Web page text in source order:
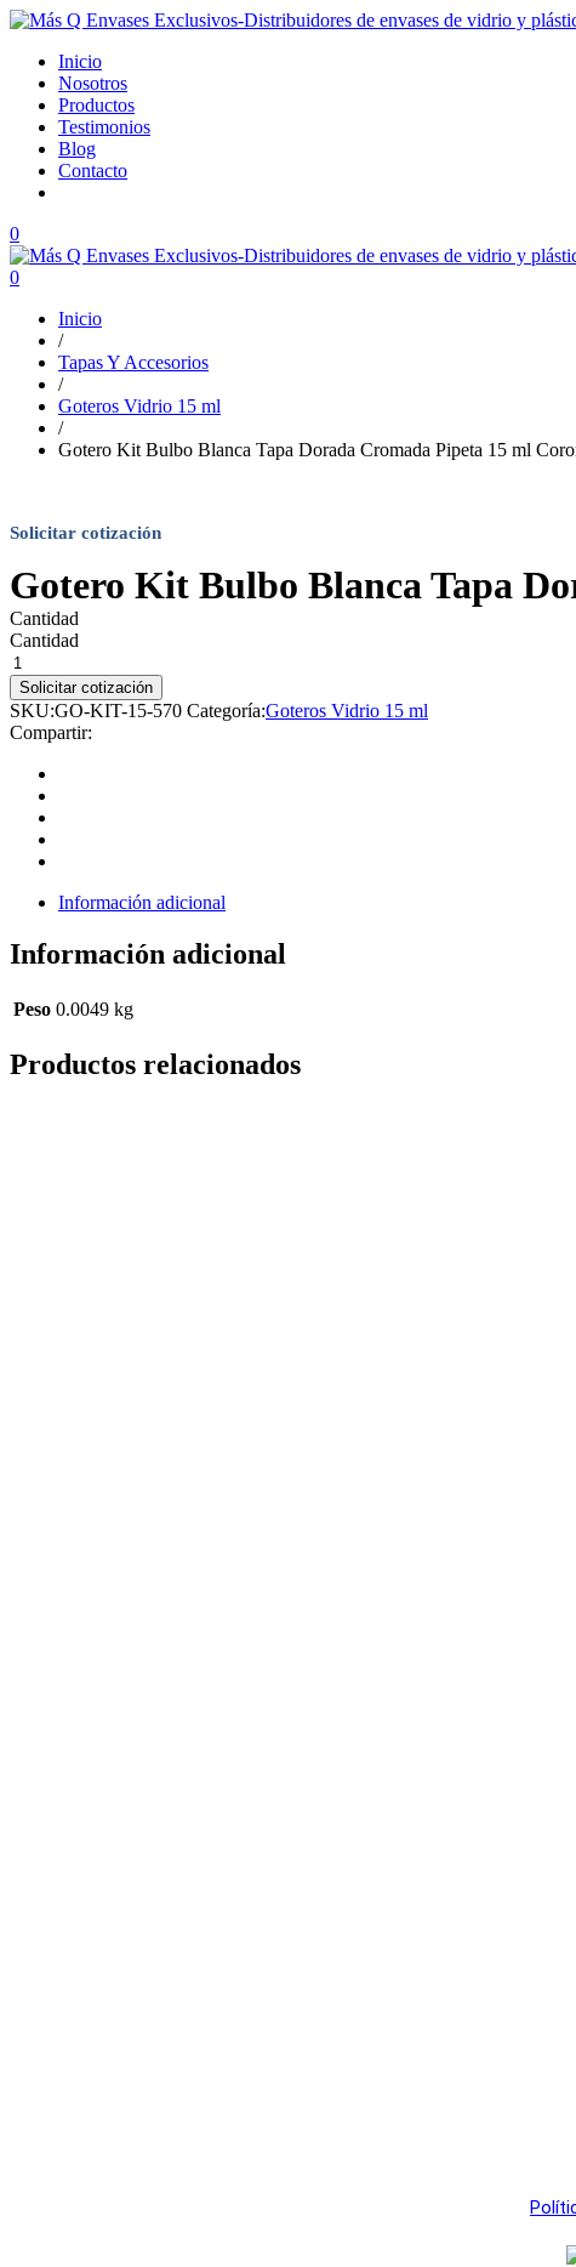
Inicio
Nosotros
Productos
Testimonios
Blog
Contacto
0
0
Inicio
/
Tapas Y Accesorios
/
Goteros Vidrio 15 ml
/
Gotero Kit Bulbo Blanca Tapa Dorada Cromada Pipeta 15 ml
Solicitar cotización
Gotero Kit Bulbo Blanca Tapa
Cantidad
Cantidad
Solicitar cotización
SKU:GO-KIT-15-570 Categoría:Goteros Vidrio 15 ml
Compartir:
Información adicional
Información adicional
Peso 0.0049 kg
Productos relacionados